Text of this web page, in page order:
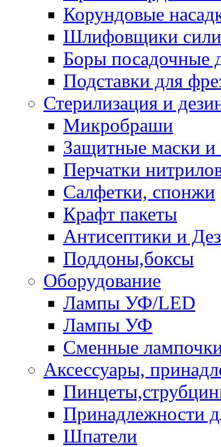
Корундовые
Шлифовщики
Боры посадочные
Подставки для
Стерилизация и
Микробраши
Защитные маски и
Перчатки
Салфетки, спонжи
Крафт пакеты
Антисептики и
Поддоны,боксы
Оборудование
Лампы УФ/LED
Лампы УФ
Сменные
Аксессуары,
Принадлежности
Шпатели